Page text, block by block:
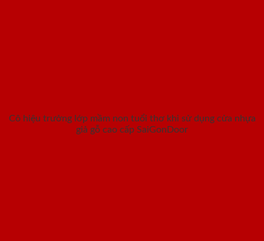
Cô hiệu trưởng lớp mầm non tuổi thơ khi sử dụng cửa nhựa
giả gỗ cao cấp SaiGonDoor